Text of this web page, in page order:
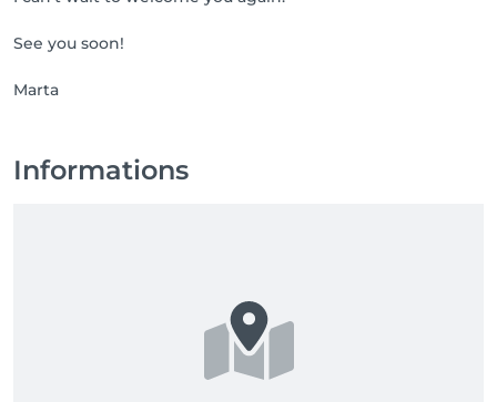
See you soon!
Informations